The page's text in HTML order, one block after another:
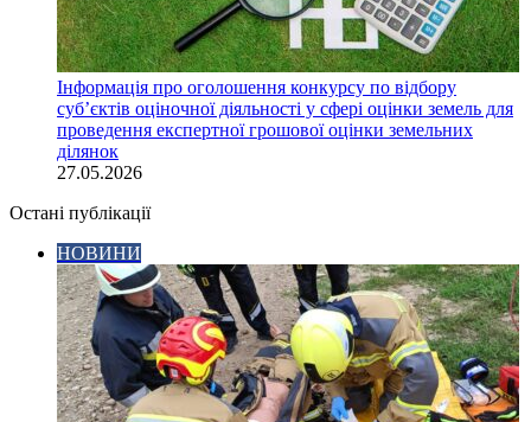
Інформація про оголошення конкурсу по відбору
суб’єктів оціночної діяльності у сфері оцінки земель для
проведення експертної грошової оцінки земельних
ділянок
27.05.2026
Остані публікації
НОВИНИ